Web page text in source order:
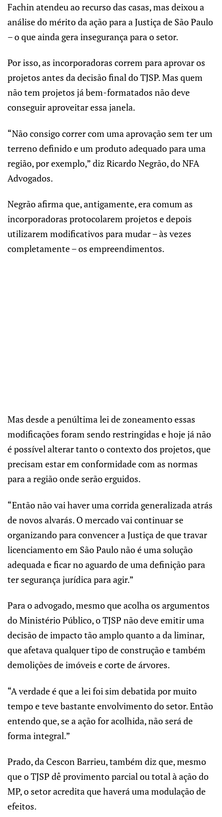
Fachin atendeu ao recurso das casas, mas deixou a
análise do mérito da ação para a Justiça de São Paulo
– o que ainda gera insegurança para o setor.
Por isso, as incorporadoras correm para aprovar os
projetos antes da decisão final do TJSP. Mas quem
não tem projetos já bem-formatados não deve
conseguir aproveitar essa janela.
“Não consigo correr com uma aprovação sem ter um
terreno definido e um produto adequado para uma
região, por exemplo,” diz Ricardo Negrão, do NFA
Advogados.
Negrão afirma que, antigamente, era comum as
incorporadoras protocolarem projetos e depois
utilizarem modificativos para mudar – às vezes
completamente – os empreendimentos.
Mas desde a penúltima lei de zoneamento essas
modificações foram sendo restringidas e hoje já não
é possível alterar tanto o contexto dos projetos, que
precisam estar em conformidade com as normas
para a região onde serão erguidos.
“Então não vai haver uma corrida generalizada atrás
de novos alvarás. O mercado vai continuar se
organizando para convencer a Justiça de que travar
licenciamento em São Paulo não é uma solução
adequada e ficar no aguardo de uma definição para
ter segurança jurídica para agir.”
Para o advogado, mesmo que acolha os argumentos
do Ministério Público, o TJSP não deve emitir uma
decisão de impacto tão amplo quanto a da liminar,
que afetava qualquer tipo de construção e também
demolições de imóveis e corte de árvores.
“A verdade é que a lei foi sim debatida por muito
tempo e teve bastante envolvimento do setor. Então
entendo que, se a ação for acolhida, não será de
forma integral.”
Prado, da Cescon Barrieu, também diz que, mesmo
que o TJSP dê provimento parcial ou total à ação do
MP, o setor acredita que haverá uma modulação de
efeitos.